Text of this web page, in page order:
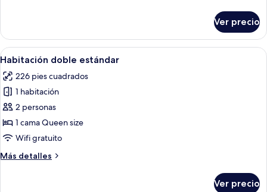
individual
Ver precio
Abrir
todas
las
fotos
de
Habitación
doble
Una habitación de hotel con cama,
5
Habitación doble estándar
226 pies cuadrados
1 habitación
2 personas
1 cama Queen size
Wifi gratuito
Más detalles
Más
Ver precio